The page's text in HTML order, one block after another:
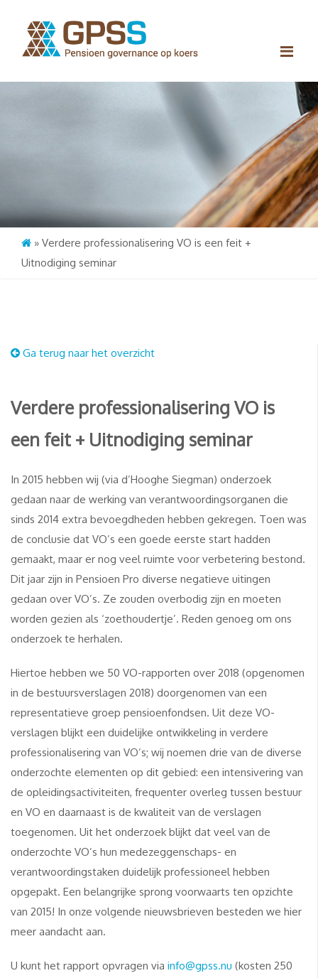
» Verdere professionalisering VO is een feit +
Uitnodiging seminar
Ga terug naar het overzicht
Verdere professionalisering VO is
een feit + Uitnodiging seminar
In 2015 hebben wij (via d’Hooghe Siegman) onderzoek
gedaan naar de werking van verantwoordingsorganen die
sinds 2014 extra bevoegdheden hebben gekregen. Toen was
de conclusie dat VO’s een goede eerste start hadden
gemaakt, maar er nog veel ruimte voor verbetering bestond.
Dit jaar zijn in Pensioen Pro diverse negatieve uitingen
gedaan over VO’s. Ze zouden overbodig zijn en moeten
worden gezien als ‘zoethoudertje’. Reden genoeg om ons
onderzoek te herhalen.
Hiertoe hebben we 50 VO-rapporten over 2018 (opgenomen
in de bestuursverslagen 2018) doorgenomen van een
representatieve groep pensioenfondsen. Uit deze VO-
verslagen blijkt een duidelijke ontwikkeling in verdere
professionalisering van VO’s; wij noemen drie van de diverse
onderzochte elementen op dit gebied: een intensivering van
de opleidingsactiviteiten, frequenter overleg tussen bestuur
en VO en daarnaast is de kwaliteit van de verslagen
toegenomen. Uit het onderzoek blijkt dat veel van de
onderzochte VO’s hun medezeggenschaps- en
verantwoordingstaken duidelijk professioneel hebben
opgepakt. Een belangrijke sprong voorwaarts ten opzichte
van 2015! In onze volgende nieuwsbrieven besteden we hier
meer aandacht aan.
U kunt het rapport opvragen via info@gpss.nu (kosten 250